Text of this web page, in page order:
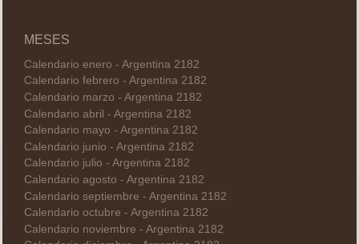
MESES
Calendario enero - Argentina 2182
Calendario febrero - Argentina 2182
Calendario marzo - Argentina 2182
Calendario abril - Argentina 2182
Calendario mayo - Argentina 2182
Calendario junio - Argentina 2182
Calendario julio - Argentina 2182
Calendario agosto - Argentina 2182
Calendario septiembre - Argentina 2182
Calendario octubre - Argentina 2182
Calendario noviembre - Argentina 2182